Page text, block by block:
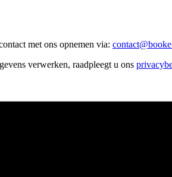
met ons opnemen via:
verwerken, raadpleegt u ons